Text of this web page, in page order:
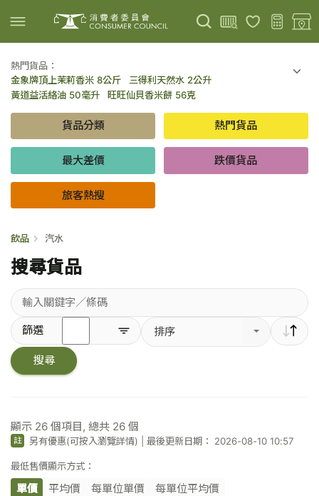
上載圖片 掃描條碼
熱門貨品：
金象牌頂上茉莉香米 8公斤
三得利天然水 2公升
黃道益活絡油 50毫升
旺旺仙貝香米餅 56克
百勝廚新加坡叻沙拉麵 144克
倍樂醇乳酪飲品 - 藍莓 65毫升 x 6
金象牌頂上茉莉香米 5公斤
低鹽/無鹽/低糖/無糖食品
貨品分類 熱門貨品
最大差價 跌價貨品
旅客熱搜
飲品 汽水
搜尋貨品
輸
入
關
鍵
字
篩選 排序
搜尋
顯示 26 個項目, 總共 26 個
註 另有優惠(可按入瀏覽詳情) |最後更新日期： 2026-08-10 10:57
最低售價顯示方式：
單價 平均價 每單位單價 每單位平均價